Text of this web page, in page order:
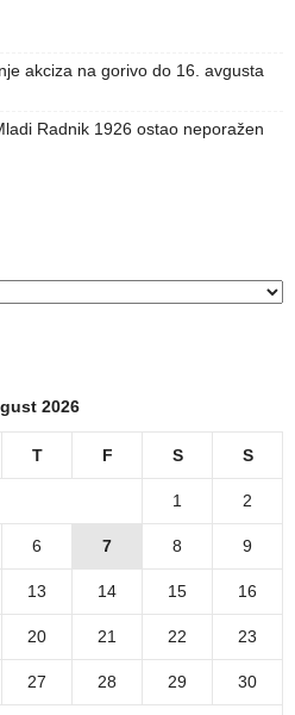
akciza na gorivo do 16. avgusta
Radnik 1926 ostao neporažen
2026
T F S S
1 2
6 7 8 9
13 14 15 16
20 21 22 23
27 28 29 30